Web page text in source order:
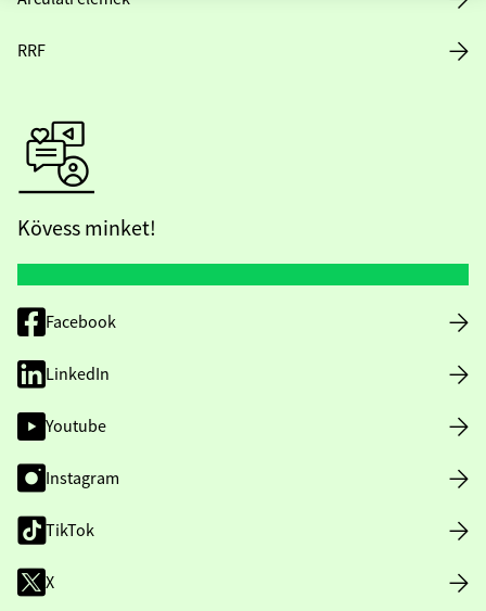
RRF
Kövess minket!
Facebook
LinkedIn
Youtube
Instagram
TikTok
X